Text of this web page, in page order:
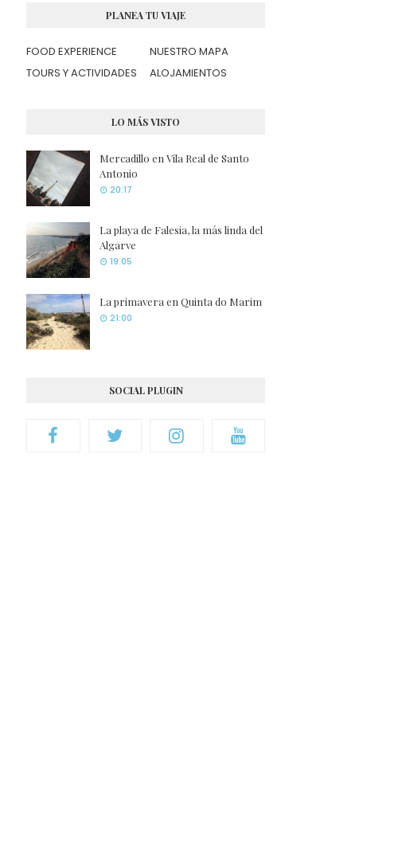
PLANEA TU VIAJE
FOOD EXPERIENCE
NUESTRO MAPA
TOURS Y ACTIVIDADES
ALOJAMIENTOS
LO MÁS VISTO
Mercadillo en Vila Real de Santo
Antonio
20:17
La playa de Falesia, la más linda del
Algarve
19:05
La primavera en Quinta do Marim
21:00
SOCIAL PLUGIN